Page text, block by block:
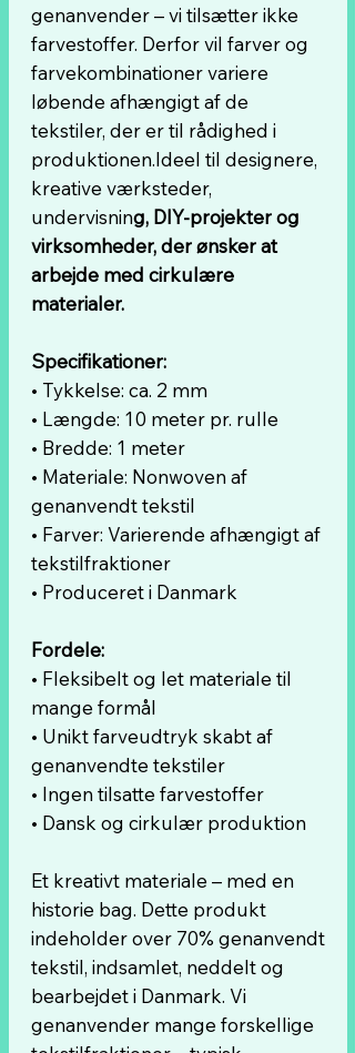
genanvender – vi tilsætter ikke
farvestoffer. Derfor vil farver og
farvekombinationer variere
løbende afhængigt af de
tekstiler, der er til rådighed i
produktionen.Ideel til designere,
kreative værksteder,
undervisning, DIY-projekter og
virksomheder, der ønsker at
arbejde med cirkulære
materialer.
Specifikationer:
• Tykkelse: ca. 2 mm
• Længde: 10 meter pr. rulle
• Bredde: 1 meter
• Materiale: Nonwoven af
genanvendt tekstil
• Farver: Varierende afhængigt af
tekstilfraktioner
• Produceret i Danmark
Fordele:
• Fleksibelt og let materiale til
mange formål
• Unikt farveudtryk skabt af
genanvendte tekstiler
• Ingen tilsatte farvestoffer
• Dansk og cirkulær produktion
Et kreativt materiale – med en
historie bag. Dette produkt
indeholder over 70% genanvendt
tekstil, indsamlet, neddelt og
bearbejdet i Danmark. Vi
genanvender mange forskellige